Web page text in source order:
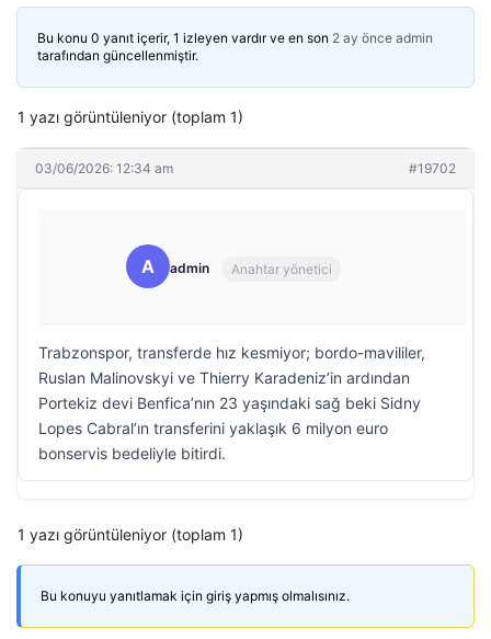
Bu konu 0 yanıt içerir, 1 izleyen vardır ve en son 2 ay önce admin
tarafından güncellenmiştir.
1 yazı görüntüleniyor (toplam 1)
03/06/2026: 12:34 am #19702
A admin Anahtar yönetici
Trabzonspor, transferde hız kesmiyor; bordo-mavililer,
Ruslan Malinovskyi ve Thierry Karadeniz’in ardından
Portekiz devi Benfica’nın 23 yaşındaki sağ beki Sidny
Lopes Cabral’ın transferini yaklaşık 6 milyon euro
bonservis bedeliyle bitirdi.
1 yazı görüntüleniyor (toplam 1)
Bu konuyu yanıtlamak için giriş yapmış olmalısınız.